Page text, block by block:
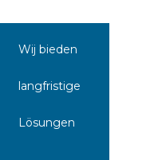
Wij bieden
langfristige
Lösungen